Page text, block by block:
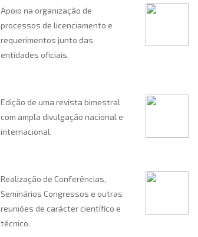
Apoio na organização de
processos de licenciamento e
requerimentos junto das
entidades oficiais.
Edição de uma revista bimestral
com ampla divulgação nacional e
internacional.
Realização de Conferências,
Seminários Congressos e outras
reuniões de carácter científico e
técnico.